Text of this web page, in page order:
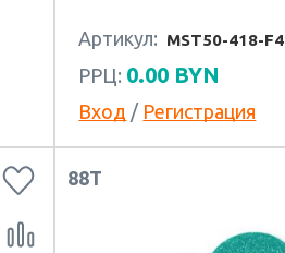
Артикул: MST50-418-F4
РРЦ: 0.00 BYN
Вход / Регистрация
88T